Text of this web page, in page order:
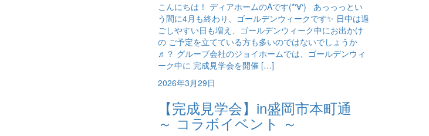
こんにちは！ ディアホームのAです(*‘∀‘) あっっっとい
う間に4月も終わり、ゴールデンウィークです✨ 日中は過
ごしやすい日も増え、ゴールデンウィーク中にお出かけ
の ご予定を立てている方も多いのではないでしょうか
♬？ グループ会社のジョイホームでは、ゴールデンウィ
ーク中に 完成見学会を開催 […]
2026年3月29日
【完成見学会】in盛岡市本町通
～ コラボイベント ～